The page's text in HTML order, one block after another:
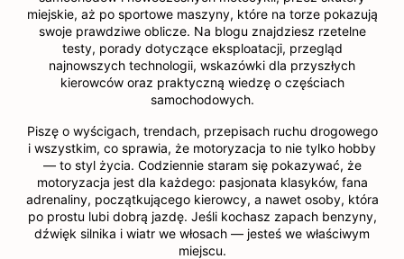
miejskie, aż po sportowe maszyny, które na torze pokazują
swoje prawdziwe oblicze. Na blogu znajdziesz rzetelne
testy, porady dotyczące eksploatacji, przegląd
najnowszych technologii, wskazówki dla przyszłych
kierowców oraz praktyczną wiedzę o częściach
samochodowych.
Piszę o wyścigach, trendach, przepisach ruchu drogowego
i wszystkim, co sprawia, że motoryzacja to nie tylko hobby
— to styl życia. Codziennie staram się pokazywać, że
motoryzacja jest dla każdego: pasjonata klasyków, fana
adrenaliny, początkującego kierowcy, a nawet osoby, która
po prostu lubi dobrą jazdę. Jeśli kochasz zapach benzyny,
dźwięk silnika i wiatr we włosach — jesteś we właściwym
miejscu.